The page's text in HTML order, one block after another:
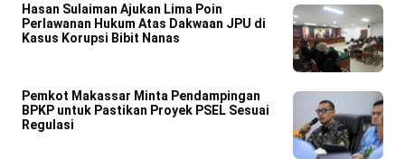
Hasan Sulaiman Ajukan Lima Poin
Perlawanan Hukum Atas Dakwaan JPU di
Kasus Korupsi Bibit Nanas
Pemkot Makassar Minta Pendampingan
BPKP untuk Pastikan Proyek PSEL Sesuai
Regulasi